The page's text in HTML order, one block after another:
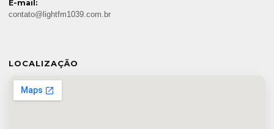
E-mail:
contato@lightfm1039.com.br
LOCALIZAÇÃO